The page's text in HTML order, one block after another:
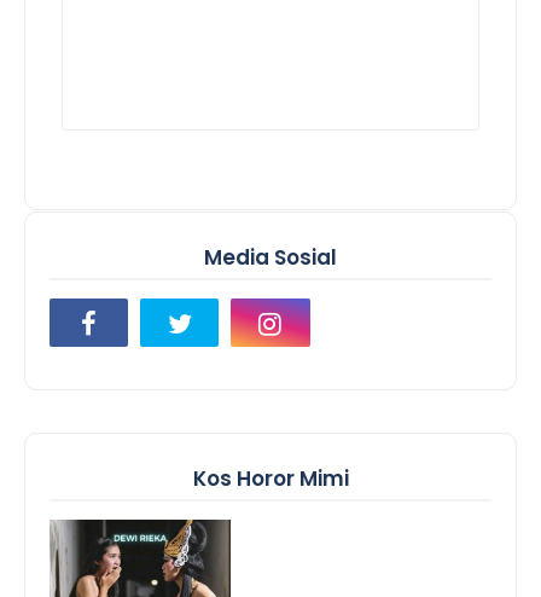
Media Sosial
Kos Horor Mimi